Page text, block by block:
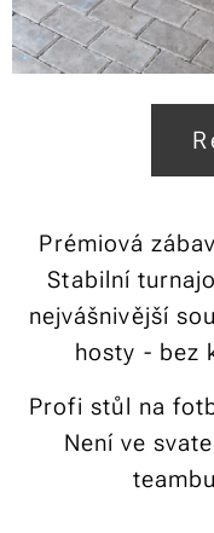
Prémiová
Stabilní
nejvášnivější
hosty - bez
Profi stůl na
Není ve